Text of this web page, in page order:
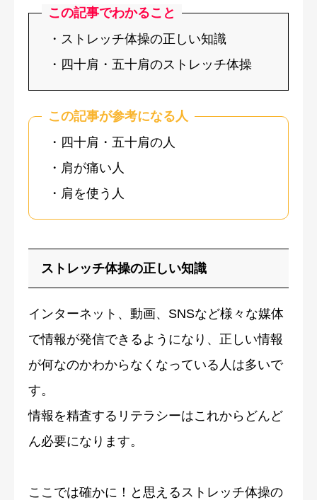
この記事でわかること
・ストレッチ体操の正しい知識
・四十肩・五十肩のストレッチ体操
この記事が参考になる人
・四十肩・五十肩の人
・肩が痛い人
・肩を使う人
ストレッチ体操の正しい知識
インターネット、動画、SNSなど様々な媒体
で情報が発信できるようになり、正しい情報
が何なのかわからなくなっている人は多いで
す。
情報を精査するリテラシーはこれからどんど
ん必要になります。
ここでは確かに！と思えるストレッチ体操の